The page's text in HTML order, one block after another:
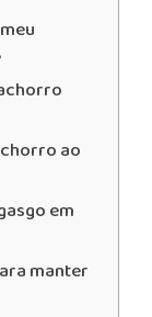
ao
em
manter